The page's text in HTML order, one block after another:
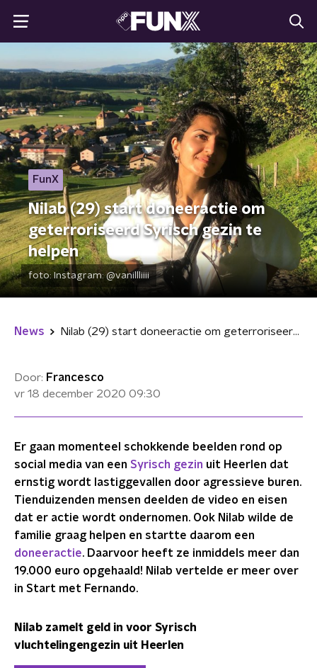
FunX
Nilab (29) start doneeractie om
geterroriseerd Syrisch gezin te
helpen
foto:Instagram: @vanillliiii
News Nilab (29) start doneeractie om geterroriseerd Syrisch gezin te helpen
Door: Francesco
vr 18 december 2020 09:30
Er gaan momenteel schokkende beelden rond op
social media van een Syrisch gezin uit Heerlen dat
ernstig wordt lastiggevallen door agressieve buren.
Tienduizenden mensen deelden de video en eisen
dat er actie wordt ondernomen. Ook Nilab wilde de
familie graag helpen en startte daarom een
doneeractie. Daarvoor heeft ze inmiddels meer dan
19.000 euro opgehaald! Nilab vertelde er meer over
in Start met Fernando.
Nilab zamelt geld in voor Syrisch
vluchtelingengezin uit Heerlen